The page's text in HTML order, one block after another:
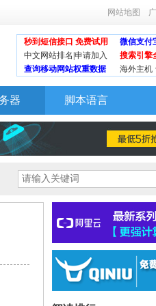
网站地图
秒到短信接口 免费试用
微信支付
中文网站排名|申请加入
搜索引擎
查询移动网站权重数据
海外主机
器 脚本语言